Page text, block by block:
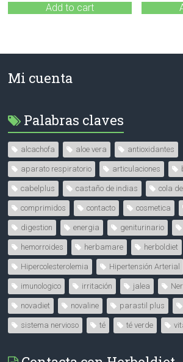
Add to cart
Mi cuenta
Palabras claves
alcachofa aloe vera antioxidantes
aparato respiratorio articulaciones
cabelplus castaño de indias cola
comprimidos contacto cosmetica
digestion energia geniturinario
hemorroides herbamare herboldiet
Hipercolesterolemia Hipertensión Arterial
imunologico irritación jalea
novadiet novaline parastil plus
sistema nervioso té té verde